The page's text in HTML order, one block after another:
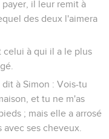
il leur remit à
des deux l'aimera
celui à qui il a le plus
à Simon : Vois-tu
et tu ne m'as
; mais elle a arrosé
ses cheveux.